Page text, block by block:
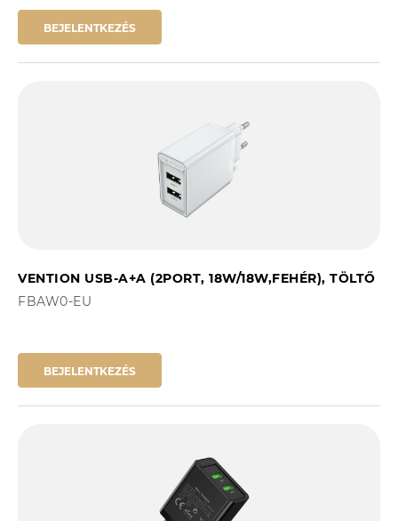
BEJELENTKEZÉS
VENTION USB-A+A (2PORT, 18W/18W,FEHÉR), TÖLTŐ
FBAW0-EU
BEJELENTKEZÉS